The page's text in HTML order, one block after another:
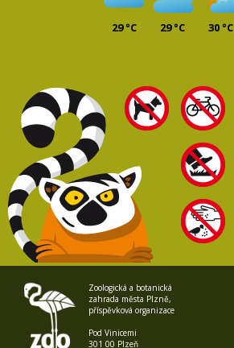
29 °C 29 °C 30 °C
Zoologická a botanická
zahrada města Plzně,
příspěvková organizace
Pod Vinicemi
301 00 Plzeň